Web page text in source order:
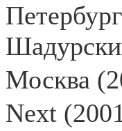
Москва
Next